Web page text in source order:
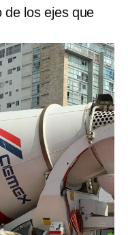
de los ejes que